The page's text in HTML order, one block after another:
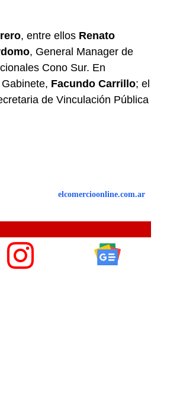
, entre ellos Renato
, General Manager de
Cono Sur. En
Facundo Carrillo; el
de Vinculación Pública
elcomercioonline.com.ar